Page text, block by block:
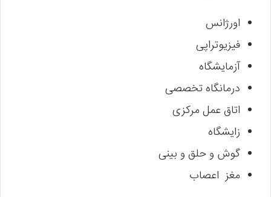
اورژانس
فیزیوتراپی
آزمایشگاه
درمانگاه تخصصی
اتاق عمل مرکزی
زایشگاه
گوش و حلق و بینی
مغز اعصاب